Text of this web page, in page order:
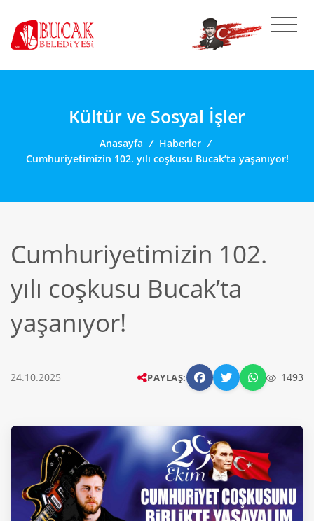
Kültür ve Sosyal İşler
Anasayfa / Haberler /
Cumhuriyetimizin 102. yılı coşkusu Bucak’ta yaşanıyor!
Cumhuriyetimizin 102.
yılı coşkusu Bucak’ta
yaşanıyor!
24.10.2025 PAYLAŞ: 1493